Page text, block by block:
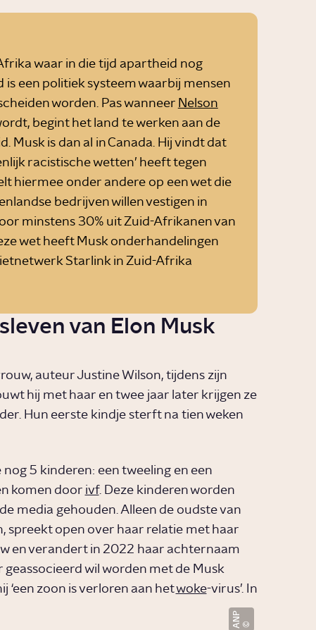
waar in die tijd apartheid nog
is een politiek systeem waarbij mensen
worden. Pas wanneer Nelson
begint het land te werken aan de
Musk is dan al in Canada. Hij vindt dat
racistische wetten’ heeft tegen
hiermee onder andere op een wet die
bedrijven willen vestigen in
minstens 30% uit Zuid-Afrikanen van
wet heeft Musk onderhandelingen
Starlink in Zuid-Afrika
van Elon Musk
auteur Justine Wilson, tijdens zijn
hij met haar en twee jaar later krijgen ze
Hun eerste kindje sterft na tien weken
nog 5 kinderen: een tweeling en een
komen door ivf. Deze kinderen worden
media gehouden. Alleen de oudste van
spreekt open over haar relatie met haar
en verandert in 2022 haar achternaam
wil worden met de Musk
‘een zoon is verloren aan hetwoke-virus’. In
ANP